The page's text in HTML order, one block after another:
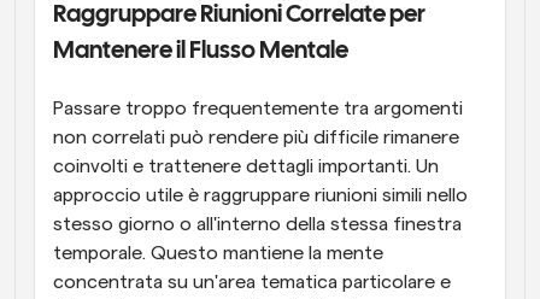
Raggruppare Riunioni Correlate per
Mantenere il Flusso Mentale
Passare troppo frequentemente tra argomenti
non correlati può rendere più difficile rimanere
coinvolti e trattenere dettagli importanti. Un
approccio utile è raggruppare riunioni simili nello
stesso giorno o all'interno della stessa finestra
temporale. Questo mantiene la mente
concentrata su un'area tematica particolare e